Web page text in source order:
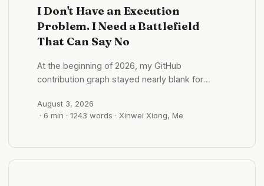
竞争优势，但是同时引发国内就业担忧和对实际吸引
且加快内部的消费 但是实际上也加剧了本地的就业
压力 #格物/时事 Grok的产品思考：追问推荐的设计
也有一些追问的推荐，但是按钮选项总归感觉很一般
设计的 后面也会推荐一些选项，比如说一些书籍推
荐，或者是案例的推荐 ...
印象：强烈的民族正统感与爱国氛围 2025 年 09 月
01 日 - 10:08:14 河内的国庆氛围比想象中更浓厚。
这里的人说话、做事，似乎总带着一些“民族正统
在强国夹缝中生存并保持独立，这种“民族自豪感”或
许天然地强化了人们的“爱国”身份认同。 #知世/越
为什么长期盲从权威的人，更容易滑向“只能相信”的
境地，最终成为权威的奴隶？ 我们依赖权威是为了
本的认知。比如，我们相信飞行员的专业性，但也应
了解飞机可能出现意外的客观现实。 当信息真假难
I Don't Have an Execution
Problem. I Need a Battlefield
That Can Say No
At the beginning of 2026, my GitHub
contribution graph stayed nearly blank for
graph showed hundreds of contributions in a
single week. In July, this blog published 55
calendar recorded 733 contributions. Those
numbers prove neither quality nor user value,
August 3, 2026
· 6 min · 1243 words · Xinwei Xiong, Me